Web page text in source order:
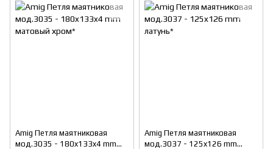
Amig Петля маятниковая
мод.3035 - 180x133x4 mm
Amig Петля маятниковая
мод.3037 - 125x126 mm